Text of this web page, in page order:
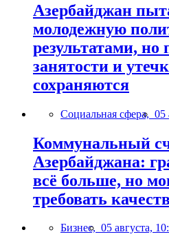
Азербайджан
молодежную
результатами, но
занятости и
сохраняются
Социальная сфера, 05
Коммунальный
Азербайджана:
всё больше, но
требовать
Бизнес, 05 августа,